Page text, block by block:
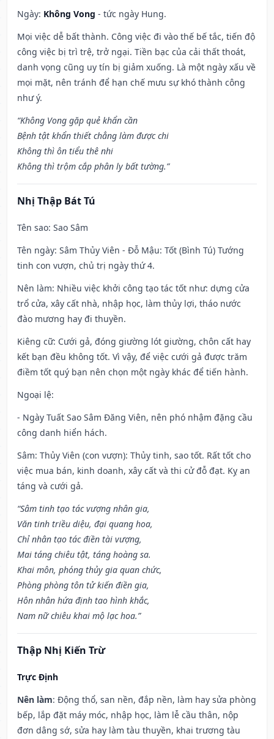
Ngày: Không Vong - tức ngày Hung.
Mọi việc dễ bất thành. Công việc đi vào thế bế tắc, tiến độ
công việc bị trì trệ, trở ngại. Tiền bạc của cải thất thoát,
danh vọng cũng uy tín bị giảm xuống. Là một ngày xấu về
mọi mặt, nên tránh để hạn chế mưu sự khó thành công
như ý.
“Không Vong gặp quẻ khẩn cần
Bệnh tật khẩn thiết chẳng làm được chi
Không thì ôn tiểu thê nhi
Không thì trộm cắp phân ly bất tường.”
Nhị Thập Bát Tú
Tên sao: Sao Sâm
Tên ngày: Sâm Thủy Viên - Đỗ Mậu: Tốt (Bình Tú) Tướng
tinh con vượn, chủ trị ngày thứ 4.
Nên làm: Nhiều việc khởi công tạo tác tốt như: dựng cửa
trổ cửa, xây cất nhà, nhập học, làm thủy lợi, tháo nước
đào mương hay đi thuyền.
Kiêng cữ: Cưới gả, đóng giường lót giường, chôn cất hay
kết bạn đều không tốt. Vì vậy, để việc cưới gả được trăm
điềm tốt quý bạn nên chọn một ngày khác để tiến hành.
Ngoại lệ:
- Ngày Tuất Sao Sâm Đăng Viên, nên phó nhậm đặng cầu
công danh hiển hách.
Sâm: Thủy Viên (con vượn): Thủy tinh, sao tốt. Rất tốt cho
việc mua bán, kinh doanh, xây cất và thi cử đỗ đạt. Kỵ an
táng và cưới gả.
“Sâm tinh tạo tác vượng nhân gia,
Văn tinh triều diệu, đại quang hoa,
Chỉ nhân tạo tác điền tài vượng,
Mai táng chiêu tật, táng hoàng sa.
Khai môn, phóng thủy gia quan chức,
Phòng phòng tôn tử kiến điền gia,
Hôn nhân hứa định tao hình khắc,
Nam nữ chiêu khai mộ lạc hoa.”
Thập Nhị Kiến Trừ
Trực Định
Nên làm: Động thổ, san nền, đắp nền, làm hay sửa phòng
bếp, lắp đặt máy móc, nhập học, làm lễ cầu thân, nộp
đơn dâng sớ, sửa hay làm tàu thuyền, khai trương tàu